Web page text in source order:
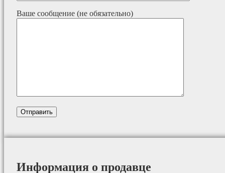
Ваше сообщение (не обязательно)
Информация о продавце